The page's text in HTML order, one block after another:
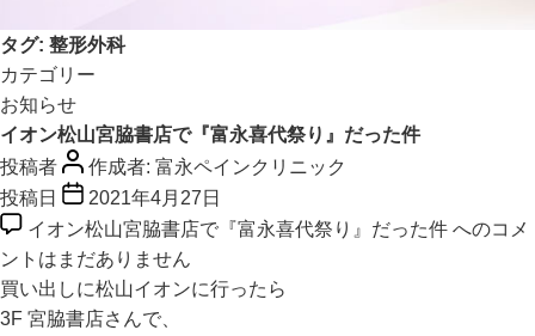
タグ: 整形外科
カテゴリー
お知らせ
イオン松山宮脇書店で『富永喜代祭り』だった件
投稿者
作成者: 富永ペインクリニック
投稿日
2021年4月27日
イオン松山宮脇書店で『富永喜代祭り』だった件 へのコメ
ントはまだありません
買い出しに松山イオンに行ったら
3F 宮脇書店さんで、